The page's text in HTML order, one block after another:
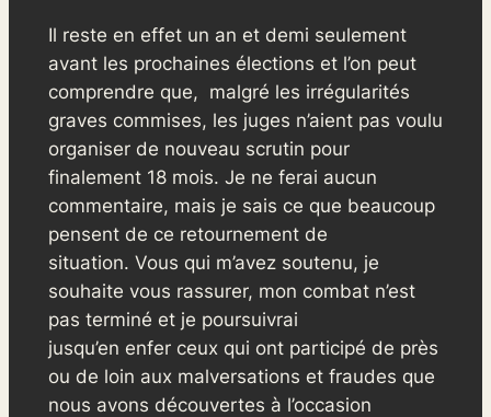
Il reste en effet un an et demi seulement
avant les prochaines élections et l’on peut
comprendre que, malgré les irrégularités
graves commises, les juges n’aient pas voulu
organiser de nouveau scrutin pour
finalement 18 mois. Je ne ferai aucun
commentaire, mais je sais ce que beaucoup
pensent de ce retournement de
situation. Vous qui m’avez soutenu, je
souhaite vous rassurer, mon combat n’est
pas terminé et je poursuivrai
jusqu’en enfer ceux qui ont participé de près
ou de loin aux malversations et fraudes que
nous avons découvertes à l’occasion